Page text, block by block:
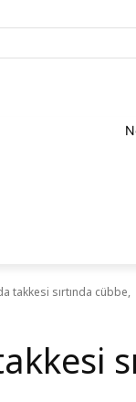
takkesi sırtında cübbe,